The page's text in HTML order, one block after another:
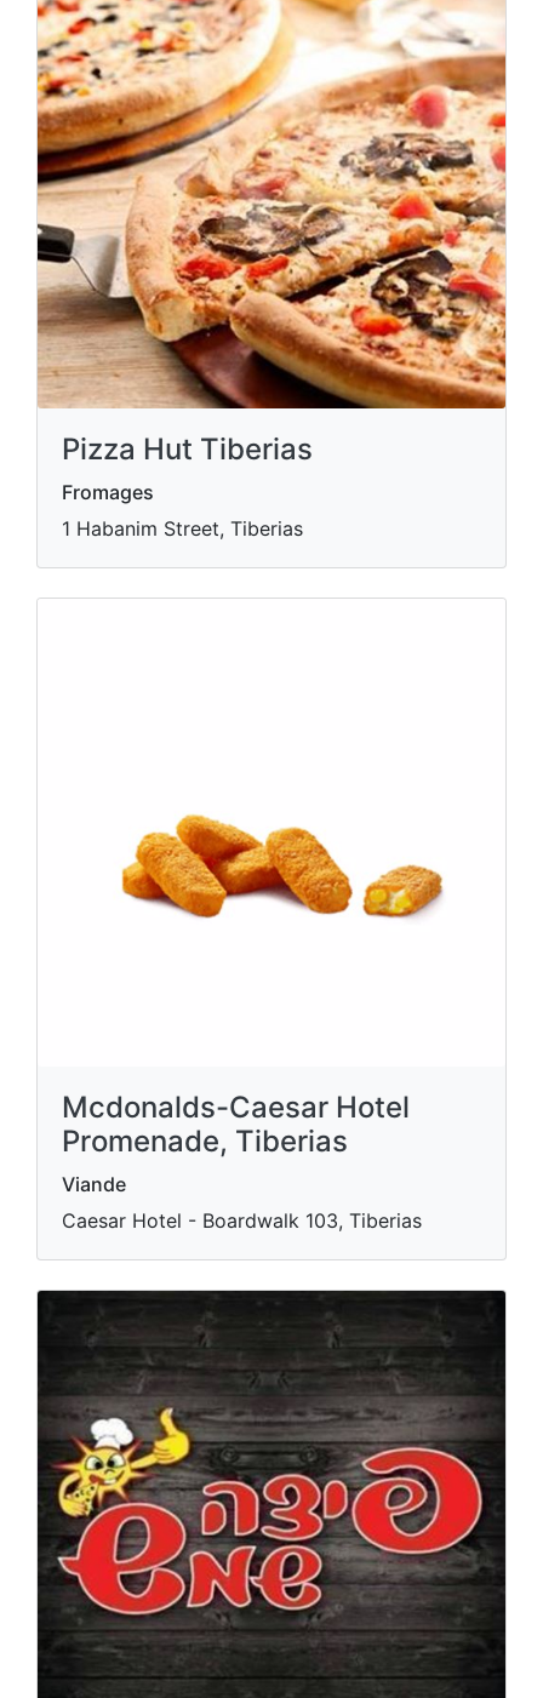
Pizza Hut Tiberias
Fromages
1 Habanim Street, Tiberias
Mcdonalds-Caesar Hotel
Promenade, Tiberias
Viande
Caesar Hotel - Boardwalk 103, Tiberias